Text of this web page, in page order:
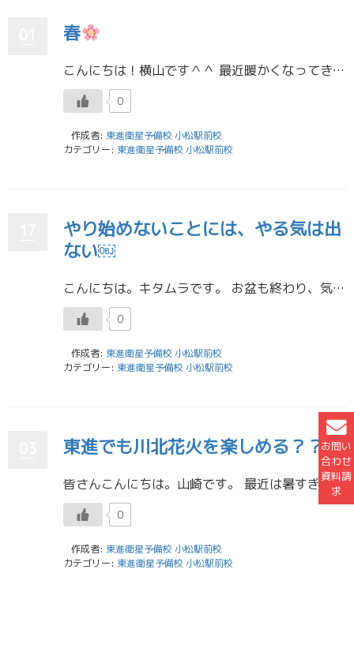
お問い
合わせ
資料請
求
春
こんにちは！横山です＾＾ 最近暖かくなってきて、春の訪れを感じるようになりましたね！ 毎年、お花見に行くのが恒例なので、今年も行けたらなあと計画を立てている最中です、！ 桜の季節と言えば、もうすぐ新学期が始まりますね！ […]
0
作成者: 東進衛星予備校 小松駅前校
カテゴリー: 東進衛星予備校 小松駅前校
やり始めないことには、やる気は出
ない￼
こんにちは。キタムラです。 お盆も終わり、気づけば二学期がもうすぐそこまで来ていますね。 しかし秋の気配は感じられず暑い日が続いているのでみなさん体調には気をつけましょう。 前回のブログで夏は受験の天王山という話をしたの […]
0
作成者: 東進衛星予備校 小松駅前校
カテゴリー: 東進衛星予備校 小松駅前校
東進でも川北花火を楽しめる？？
皆さんこんにちは。山崎です。 最近は暑すぎて溶けそうですね。皆さん夏と言えば何が思いつきますか？ そう！花火ですよね！花火といえば今週末は、久しぶりに川北花火大会が開催されますね。コロナと去年の大雨で4年ぶりらしいですよ […]
0
作成者: 東進衛星予備校 小松駅前校
カテゴリー: 東進衛星予備校 小松駅前校